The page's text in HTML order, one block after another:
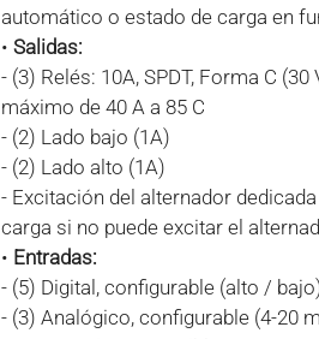
automático o estado de carga en
• Salidas:
- (3) Relés: 10A, SPDT, Forma C
máximo de 40 A a 85 C
- (2) Lado bajo (1A)
- (2) Lado alto (1A)
- Excitación del alternador
carga si no puede excitar el
• Entradas:
- (5) Digital, configurable (alto /
- (3) Analógico, configurable (4-20